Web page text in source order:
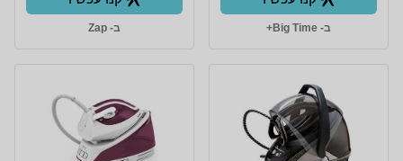
ב- Big Time+ ב- Zap